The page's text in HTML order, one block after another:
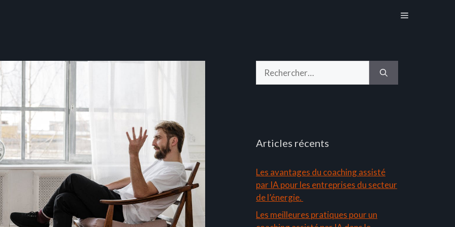
Menu
Articles récents
Les avantages du coaching assisté
par IA pour les entreprises du secteur
de l’énergie.
Les meilleures pratiques pour un